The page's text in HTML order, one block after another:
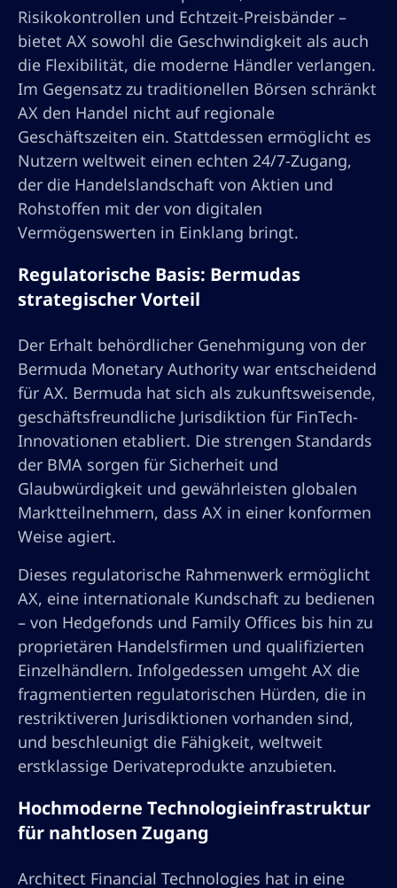
Risikokontrollen und Echtzeit-Preisbänder –
bietet AX sowohl die Geschwindigkeit als auch
die Flexibilität, die moderne Händler verlangen.
Im Gegensatz zu traditionellen Börsen schränkt
AX den Handel nicht auf regionale
Geschäftszeiten ein. Stattdessen ermöglicht es
Nutzern weltweit einen echten 24/7-Zugang,
der die Handelslandschaft von Aktien und
Rohstoffen mit der von digitalen
Vermögenswerten in Einklang bringt.
Regulatorische Basis: Bermudas
strategischer Vorteil
Der Erhalt behördlicher Genehmigung von der
Bermuda Monetary Authority war entscheidend
für AX. Bermuda hat sich als zukunftsweisende,
geschäftsfreundliche Jurisdiktion für FinTech-
Innovationen etabliert. Die strengen Standards
der BMA sorgen für Sicherheit und
Glaubwürdigkeit und gewährleisten globalen
Marktteilnehmern, dass AX in einer konformen
Weise agiert.
Dieses regulatorische Rahmenwerk ermöglicht
AX, eine internationale Kundschaft zu bedienen
– von Hedgefonds und Family Offices bis hin zu
proprietären Handelsfirmen und qualifizierten
Einzelhändlern. Infolgedessen umgeht AX die
fragmentierten regulatorischen Hürden, die in
restriktiveren Jurisdiktionen vorhanden sind,
und beschleunigt die Fähigkeit, weltweit
erstklassige Derivateprodukte anzubieten.
Hochmoderne Technologieinfrastruktur
für nahtlosen Zugang
Architect Financial Technologies hat in eine